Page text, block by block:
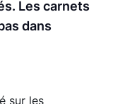
Les carnets
dans
sur les